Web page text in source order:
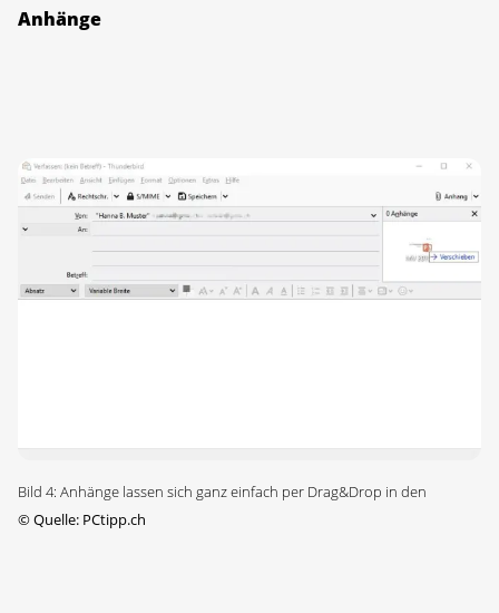
Anhänge
Bild 4: Anhänge lassen sich ganz einfach per Drag&Drop in den
©Quelle: PCtipp.ch